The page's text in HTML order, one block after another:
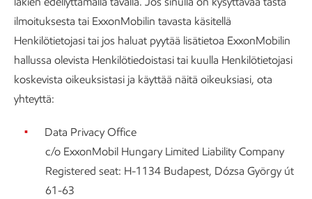
ilmoituksesta tai ExxonMobilin tavasta käsitellä
Henkilötietojasi tai jos haluat pyytää lisätietoa ExxonMobilin
hallussa olevista Henkilötiedoistasi tai kuulla Henkilötietojasi
koskevista oikeuksistasi ja käyttää näitä oikeuksiasi, ota
yhteyttä:
Data Privacy Office
c/o ExxonMobil Hungary Limited Liability Company
Registered seat: H-1134 Budapest, Dózsa György út
61-63